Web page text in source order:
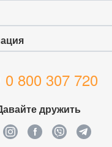
0 800 307 720
дружить